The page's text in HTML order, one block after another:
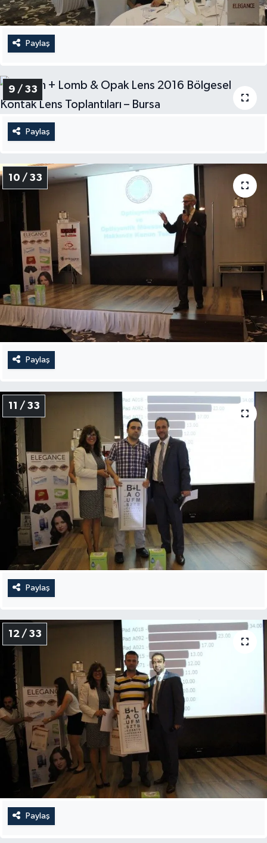
Paylaş
9 / 33
Paylaş
10 / 33
Paylaş
11 / 33
Paylaş
12 / 33
Paylaş